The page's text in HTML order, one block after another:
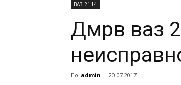
ВАЗ 2114
Дмрв ваз
По admin - 20.07.2017